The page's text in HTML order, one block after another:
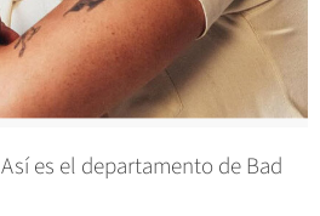
Así es el departamento de Bad